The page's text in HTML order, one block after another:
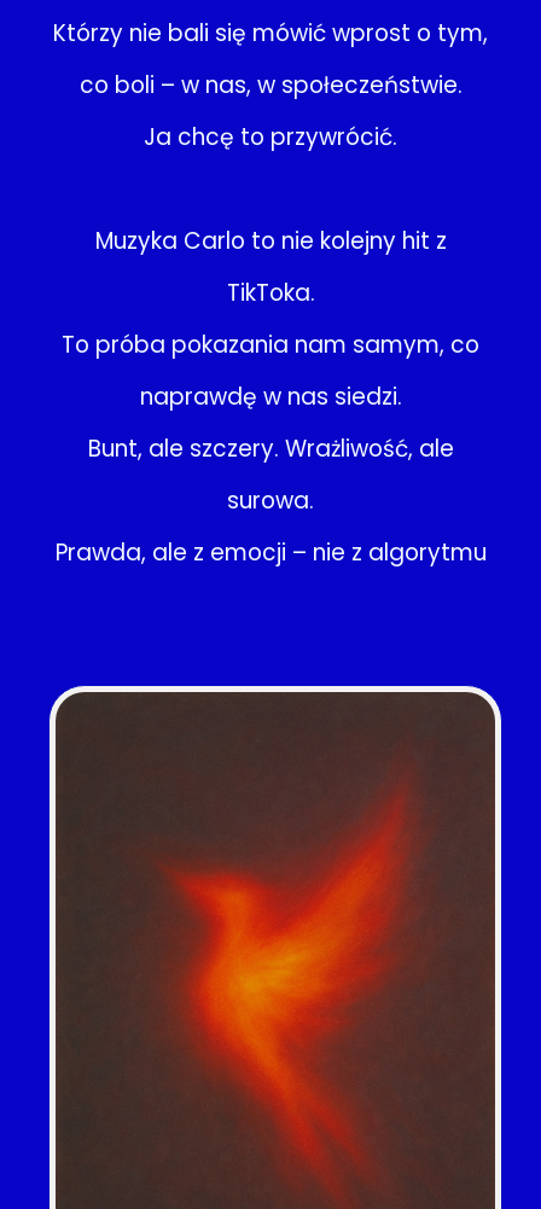
Którzy nie bali się mówić wprost o tym,
co boli – w nas, w społeczeństwie.
Ja chcę to przywrócić.
Muzyka Carlo to nie kolejny hit z
TikToka.
To próba pokazania nam samym, co
naprawdę w nas siedzi.
Bunt, ale szczery. Wrażliwość, ale
surowa.
Prawda, ale z emocji – nie z algorytmu